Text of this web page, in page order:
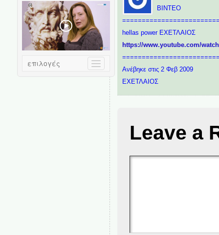
ΒΙΝΤΕΟ
hellas power ΕΧΕΤΛΑΙΟΣ
https://www.youtube.com/
Ανέβηκε στις 2 Φεβ 2009
ΕΧΕΤΛΑΙΟΣ
Leave a